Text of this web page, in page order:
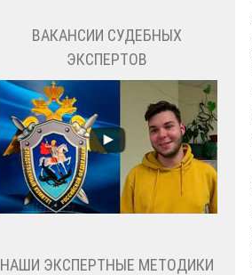
ВАКАНСИИ СУДЕБНЫХ
ЭКСПЕРТОВ
НАШИ ЭКСПЕРТНЫЕ МЕТОДИКИ